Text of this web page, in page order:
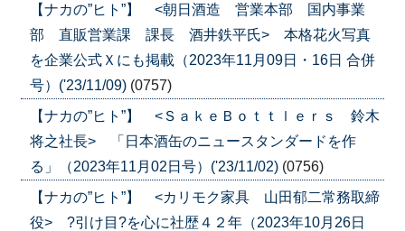
【ナカの”ヒト”】 <朝日酒造 営業本部 国内事業
部 直販営業課 課長 酒井鉄平氏> 本格花火写真
を企業公式Ｘにも掲載（2023年11月09日・16日 合併
号）('23/11/09) (0757)
【ナカの”ヒト”】 <ＳａｋｅＢｏｔｔｌｅｒｓ 鈴木
将之社長> 「日本酒缶のニュースタンダードを作
る」（2023年11月02日号）('23/11/02) (0756)
【ナカの”ヒト”】 <カリモク家具 山田郁二常務取締
役> ?引け目?を心に社歴４２年（2023年10月26日